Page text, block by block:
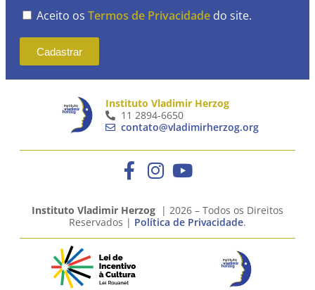
Aceito os Termos de Privacidade do site.
Cadastrar
Instituto Vladimir Herzog
11 2894-6650
contato@vladimirherzog.org
Instituto Vladimir Herzog | 2026 – Todos os Direitos
Reservados | Política de Privacidade.